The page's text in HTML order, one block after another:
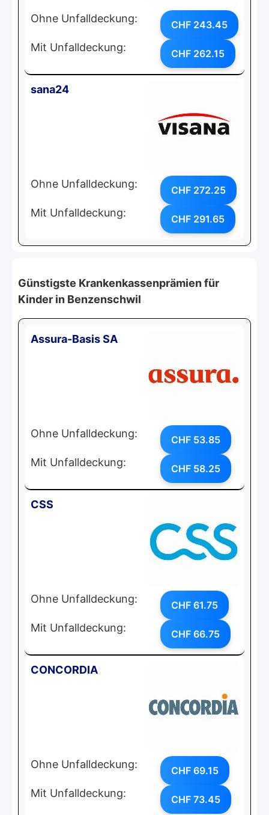
Ohne Unfalldeckung: CHF 243.45
Mit Unfalldeckung: CHF 262.15
sana24
Ohne Unfalldeckung: CHF 272.25
Mit Unfalldeckung: CHF 291.65
Günstigste Krankenkassenprämien für
Kinder in Benzenschwil
Assura-Basis SA
Ohne Unfalldeckung: CHF 53.85
Mit Unfalldeckung: CHF 58.25
CSS
Ohne Unfalldeckung: CHF 61.75
Mit Unfalldeckung: CHF 66.75
CONCORDIA
Ohne Unfalldeckung: CHF 69.15
Mit Unfalldeckung: CHF 73.45